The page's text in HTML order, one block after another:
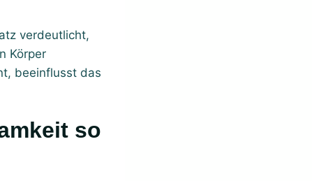
verdeutlicht,
Körper
beeinflusst das